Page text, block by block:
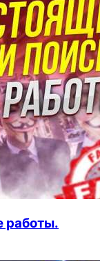
работы.